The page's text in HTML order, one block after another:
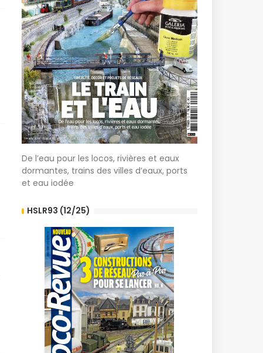
De l’eau pour les locos, rivières et eaux
dormantes, trains des villes d’eaux, ports
et eau iodée
HSLR93 (12/25)